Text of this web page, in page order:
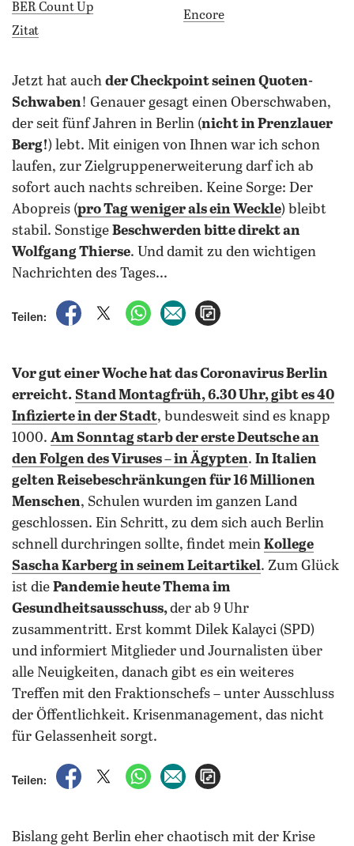
BER Count Up
Zitat
Encore
jetzt hat auch der Checkpoint seinen Quoten-
Schwaben! Genauer gesagt einen Oberschwaben,
der seit fünf Jahren in Berlin (nicht in Prenzlauer
Berg!) lebt. Mit einigen von Ihnen war ich schon
laufen, zur Zielgruppenerweiterung darf ich ab
sofort auch nachts schreiben. Keine Sorge: Der
Abopreis (pro Tag weniger als ein Weckle) bleibt
stabil. Sonstige Beschwerden bitte direkt an
Wolfgang Thierse. Und damit zu den wichtigen
Nachrichten des Tages...
Teilen:
auf Facebook teilen
auf X teilenper WhatsApp teilen
per E-Mail teilen
Vor gut einer Woche hat das Coronavirus Berlin
erreicht. Stand Montagfrüh, 6.30 Uhr, gibt es 40
Infizierte in der Stadt, bundesweit sind es knapp
1000. Am Sonntag starb der erste Deutsche an
den Folgen des Viruses – in Ägypten. In Italien
gelten Reisebeschränkungen für 16 Millionen
Menschen, Schulen wurden im ganzen Land
geschlossen. Ein Schritt, zu dem sich auch Berlin
schnell durchringen sollte, findet mein Kollege
Sascha Karberg in seinem Leitartikel. Zum Glück
ist die Pandemie heute Thema im
Gesundheitsausschuss,der ab 9 Uhr
zusammentritt. Erst kommt Dilek Kalayci (SPD)
und informiert Mitglieder und Journalisten über
alle Neuigkeiten, danach gibt es ein weiteres
Treffen mit den Fraktionschefs – unter Ausschluss
der Öffentlichkeit. Krisenmanagement, das nicht
für Gelassenheit sorgt.
Teilen:
auf Facebook teilen
auf X teilenper WhatsApp teilen
per E-Mail teilen
Bislang geht Berlin eher chaotisch mit der Krise